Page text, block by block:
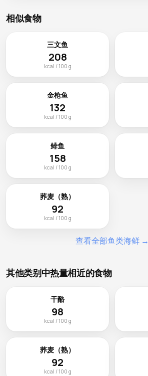
相似食物
三文鱼
208
kcal / 100 g
金枪鱼
132
kcal / 100 g
鲱鱼
158
kcal / 100 g
荞麦（熟）
92
kcal / 100 g
查看全部鱼类海鲜 →
其他类别中热量相近的食物
干酪
98
kcal / 100 g
荞麦（熟）
92
kcal / 100 g